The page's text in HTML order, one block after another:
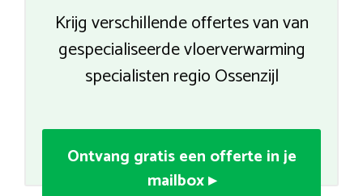
Krijg verschillende offertes van van
gespecialiseerde vloerverwarming
specialisten regio Ossenzijl
Ontvang gratis een offerte in je
mailbox ▸